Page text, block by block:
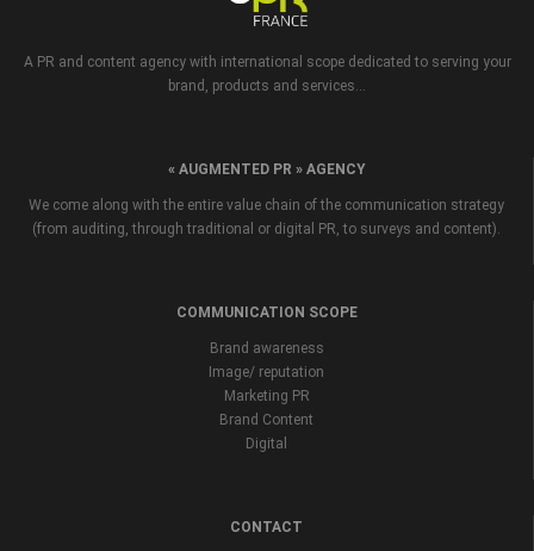
A PR and content agency with international scope dedicated to serving your
brand, products and services...
« AUGMENTED PR » AGENCY
We come along with the entire value chain of the communication strategy
(from auditing, through traditional or digital PR, to surveys and content).
COMMUNICATION SCOPE
Brand awareness
Image/ reputation
Marketing PR
Brand Content
Digital
CONTACT